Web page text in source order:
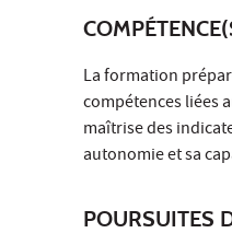
La formation
compétences liées
maîtrise des
autonomie et sa
POURSUITES